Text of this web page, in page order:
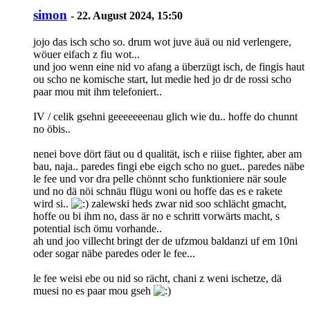
simon - 22. August 2024, 15:50
jojo das isch scho so. drum wot juve äuä ou nid verlengere,
wöuer eifach z fiu wot...
und joo wenn eine nid vo afang a überzügt isch, de fingis haut
ou scho ne komische start, lut medie hed jo dr de rossi scho
paar mou mit ihm telefoniert..
IV / celik gsehni geeeeeeenau glich wie du.. hoffe do chunnt
no öbis..
nenei bove dört fäut ou d qualität, isch e riiise fighter, aber am
bau, naja.. paredes fingi ebe eigch scho no guet.. paredes näbe
le fee und vor dra pelle chönnt scho funktioniere när soule
und no dä nöi schnäu flügu woni ou hoffe das es e rakete
wird si..
zalewski heds zwar nid soo schlächt gmacht,
hoffe ou bi ihm no, dass är no e schritt vorwärts macht, s
potential isch ömu vorhande..
ah und joo villecht bringt der de ufzmou baldanzi uf em 10ni
oder sogar näbe paredes oder le fee...
le fee weisi ebe ou nid so rächt, chani z weni ischetze, dä
muesi no es paar mou gseh